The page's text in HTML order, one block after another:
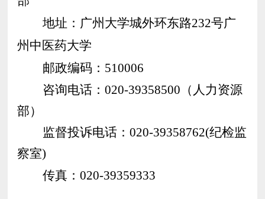
地址：广州大学城外环东路232号广
州中医药大学
邮政编码：510006
咨询电话 ：020-39358500 （ 人力资源
部）
监督投诉电话 ：020-39358762(纪检监
察室)
传真 ：020-39359333